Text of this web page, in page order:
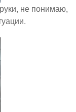
не понимаю,